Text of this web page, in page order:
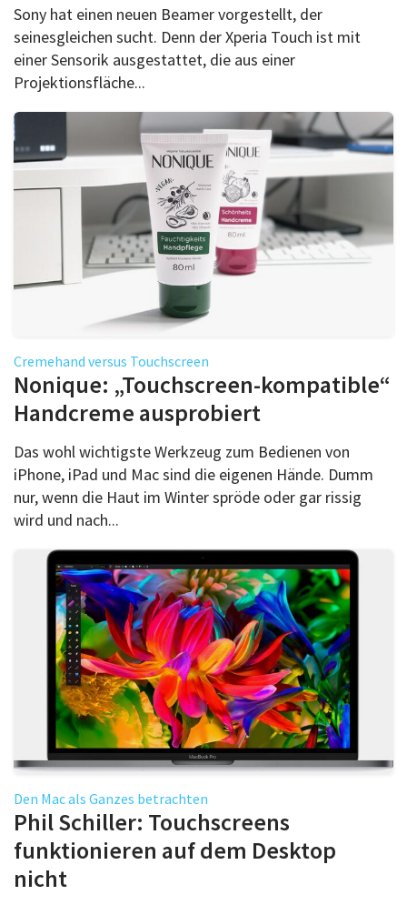
Sony hat einen neuen Beamer vorgestellt, der
seinesgleichen sucht. Denn der Xperia Touch ist mit
einer Sensorik ausgestattet, die aus einer
Projektionsfläche...
Cremehand versus Touchscreen
Nonique: „Touchscreen-kompatible“
Handcreme ausprobiert
Das wohl wichtigste Werkzeug zum Bedienen von
iPhone, iPad und Mac sind die eigenen Hände. Dumm
nur, wenn die Haut im Winter spröde oder gar rissig
wird und nach...
Den Mac als Ganzes betrachten
Phil Schiller: Touchscreens
funktionieren auf dem Desktop
nicht